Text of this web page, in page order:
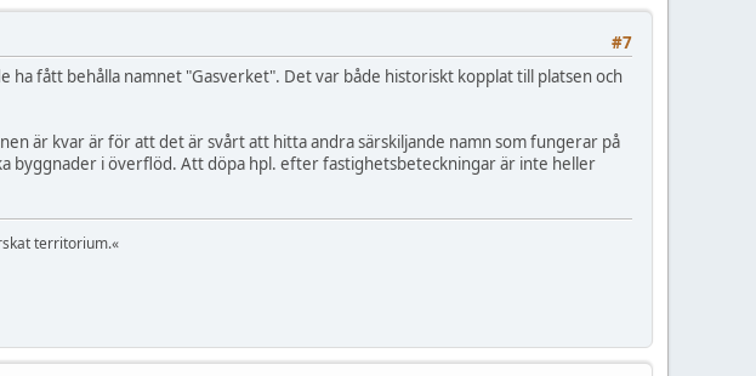
#7
fått behålla namnet "Gasverket". Det var både historiskt kopplat till platsen och
är kvar är för att det är svårt att hitta andra särskiljande namn som fungerar på
byggnader i överflöd. Att döpa hpl. efter fastighetsbeteckningar är inte heller
territorium.«